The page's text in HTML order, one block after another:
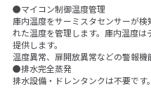
●マイコン制御温度管理
庫内温度をサーミスタセンサーが
れた温度を管理します。庫内温度
提供します。
温度異常、扉開放異常などの警報機
●排水完全蒸発
排水設備・ドレンタンクは不要です。